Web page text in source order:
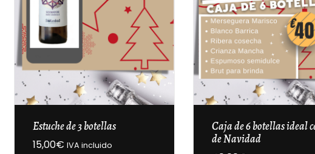
Estuche de 3 botellas
15,00€ IVA incluido
Caja de 6 botellas ideal
de Navidad